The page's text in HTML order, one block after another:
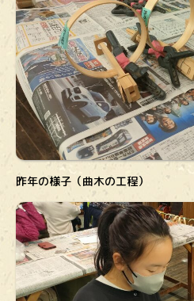
昨年の様子（曲木の工程）